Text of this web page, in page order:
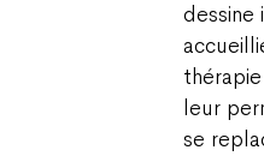
dessine
leur
se